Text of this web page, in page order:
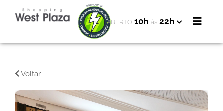
ABERTO 10h às 22h
Voltar